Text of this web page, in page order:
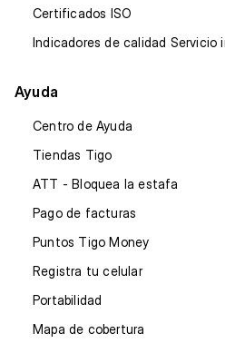
Certificados ISO
Indicadores de calidad Servicio
Ayuda
Centro de Ayuda
Tiendas Tigo
ATT - Bloquea la estafa
Pago de facturas
Puntos Tigo Money
Registra tu celular
Portabilidad
Mapa de cobertura